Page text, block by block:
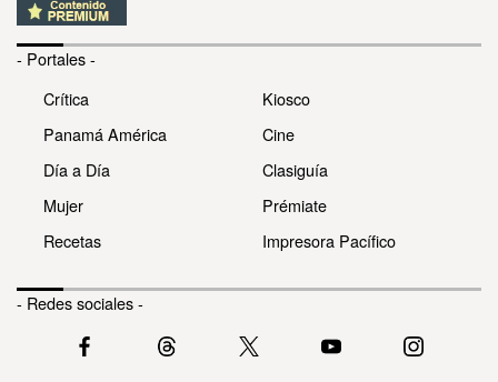
- Portales -
Crítica
Panamá América
Día a Día
Mujer
Recetas
Kiosco
Cine
Clasiguía
Prémiate
Impresora Pacífico
- Redes sociales -